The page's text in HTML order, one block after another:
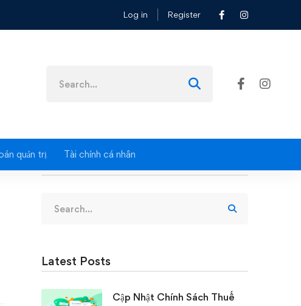
Log in Register
for:
quản trị Tài chính cá nhân
for:
Latest Posts
Cập Nhật Chính Sách Thuế